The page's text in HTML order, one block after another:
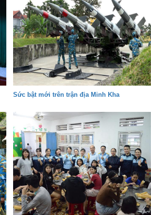
Sức bật mới trên trận địa Minh Kha